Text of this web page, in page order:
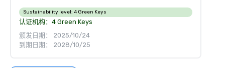
Sustainability level: 4 Green Keys
认证机构： 4 Green Keys
颁发日期： 2025/10/24
到期日期： 2028/10/25